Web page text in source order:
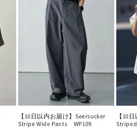
【10日以内お届け】Seersucker
Stripe Wide Pants WP109
【10